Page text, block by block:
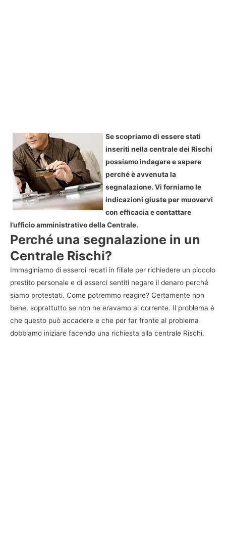
Se scopriamo di essere stati
inseriti nella centrale dei Rischi
possiamo indagare e sapere
perché è avvenuta la
segnalazione. Vi forniamo le
indicazioni giuste per muovervi
con efficacia e contattare
l’ufficio amministrativo della Centrale.
Perché una segnalazione in un
Centrale Rischi?
Immaginiamo di esserci recati in filiale per richiedere un piccolo
prestito personale e di esserci sentiti negare il denaro perché
siamo protestati. Come potremmo reagire? Certamente non
bene, soprattutto se non ne eravamo al corrente. Il problema è
che questo può accadere e che per far fronte al problema
dobbiamo iniziare facendo una richiesta alla centrale Rischi.